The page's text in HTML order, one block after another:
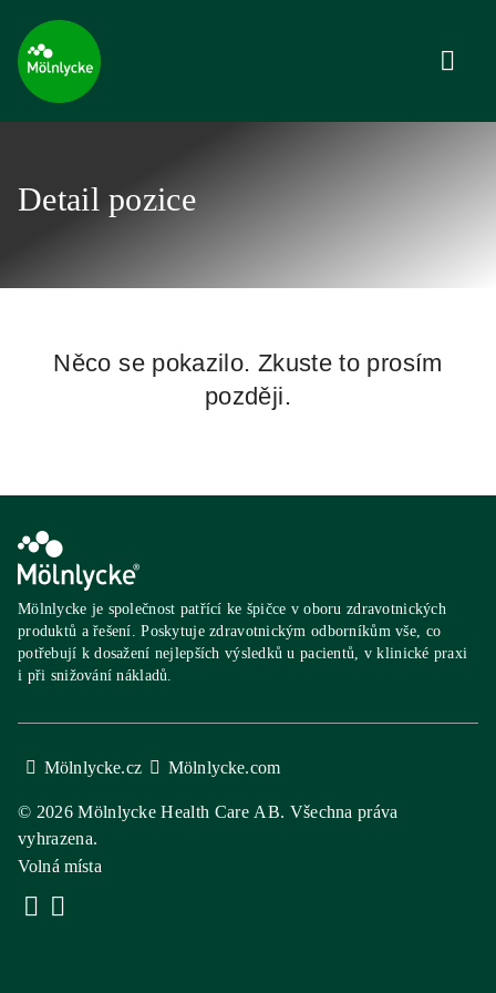
Detail pozice
Něco se pokazilo. Zkuste to prosím
později.
Mölnlycke je společnost patřící ke špičce v oboru zdravotnických
produktů a řešení. Poskytuje zdravotnickým odborníkům vše, co
potřebují k dosažení nejlepších výsledků u pacientů, v klinické praxi
i při snižování nákladů.
Mölnlycke.cz Mölnlycke.com
© 2026 Mölnlycke Health Care AB. Všechna práva
vyhrazena.
Volná místa